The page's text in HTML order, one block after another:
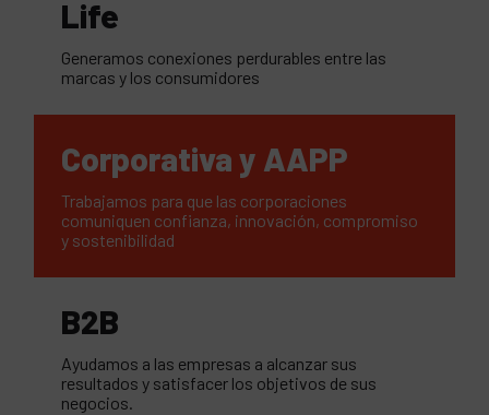
Life
Generamos conexiones perdurables entre las
marcas y los consumidores
Corporativa y AAPP
Trabajamos para que las corporaciones
comuniquen confianza, innovación, compromiso
y sostenibilidad
B2B
Ayudamos a las empresas a alcanzar sus
resultados y satisfacer los objetivos de sus
negocios.